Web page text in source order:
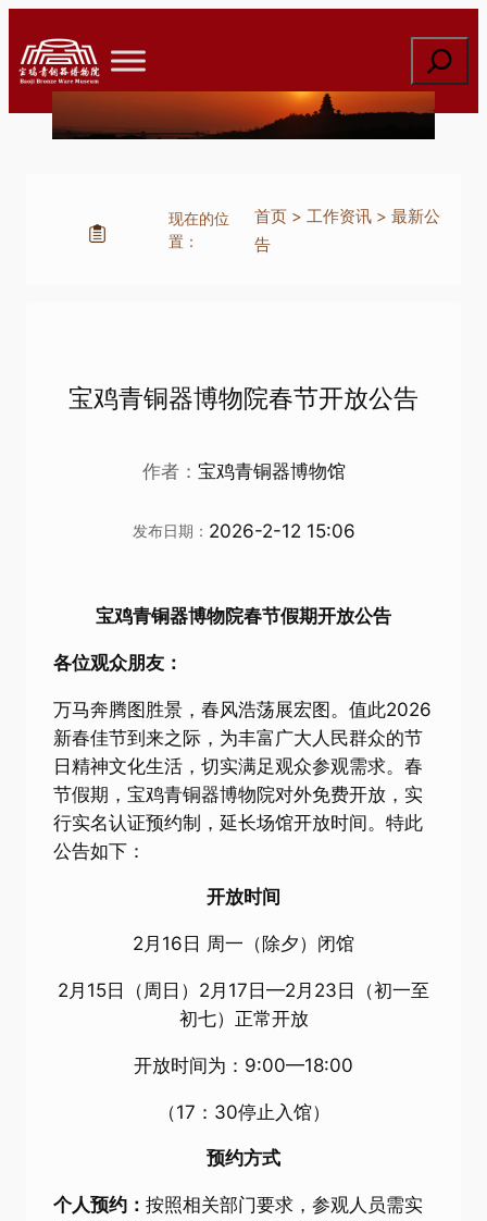
至
内
索
现在的位
置：
首页> 工作资讯> 最新公
告
宝鸡青铜器博物院春节开放公告
作者： 宝鸡青铜器博物馆
发布日期： 2026-2-12 15:06
宝鸡青铜器博物院春节假期开放公告
各位观众朋友：
万马奔腾图胜景，春风浩荡展宏图。值此2026
新春佳节到来之际，为丰富广大人民群众的节
日精神文化生活，切实满足观众参观需求。春
节假期，宝鸡青铜器博物院对外免费开放，实
行实名认证预约制，延长场馆开放时间。特此
公告如下：
开放时间
2月16日 周一（除夕）闭馆
2月15日（周日）2月17日—2月23日（初一至
初七）正常开放
开放时间为：9:00—18:00
（17：30停止入馆）
预约方式
个人预约： 按照相关部门要求，参观人员需实